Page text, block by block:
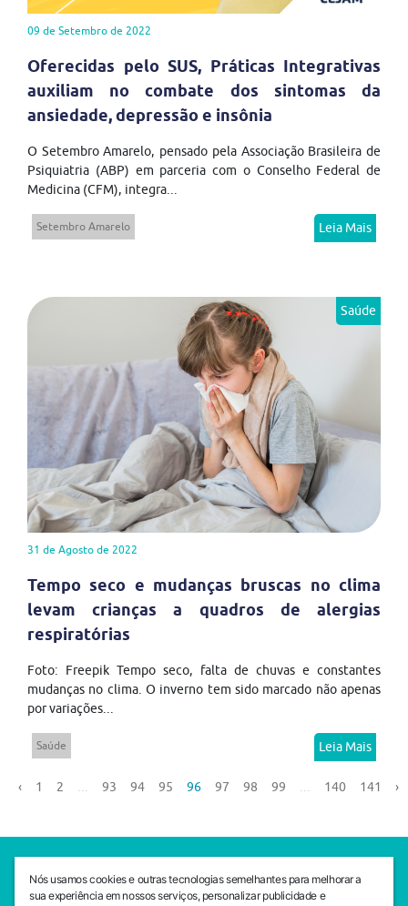
09 de Setembro de 2022
Oferecidas pelo SUS, Práticas Integrativas
auxiliam no combate dos sintomas da
ansiedade, depressão e insônia
O Setembro Amarelo, pensado pela Associação Brasileira de
Psiquiatria (ABP) em parceria com o Conselho Federal de
Medicina (CFM), integra...
Setembro Amarelo Leia Mais
Saúde
31 de Agosto de 2022
Tempo seco e mudanças bruscas no clima
levam crianças a quadros de alergias
respiratórias
Foto: Freepik Tempo seco, falta de chuvas e constantes
mudanças no clima. O inverno tem sido marcado não apenas
por variações...
Saúde Leia Mais
‹ 1 2 93 94 95 96 97 98 99 140 141 ›
Av. da Liberdade, 765, Liberdade, São Paulo, 01503-001
Nós usamos cookies e outras tecnologias semelhantes para melhorar a
sua experiência em nossos serviços, personalizar publicidade e